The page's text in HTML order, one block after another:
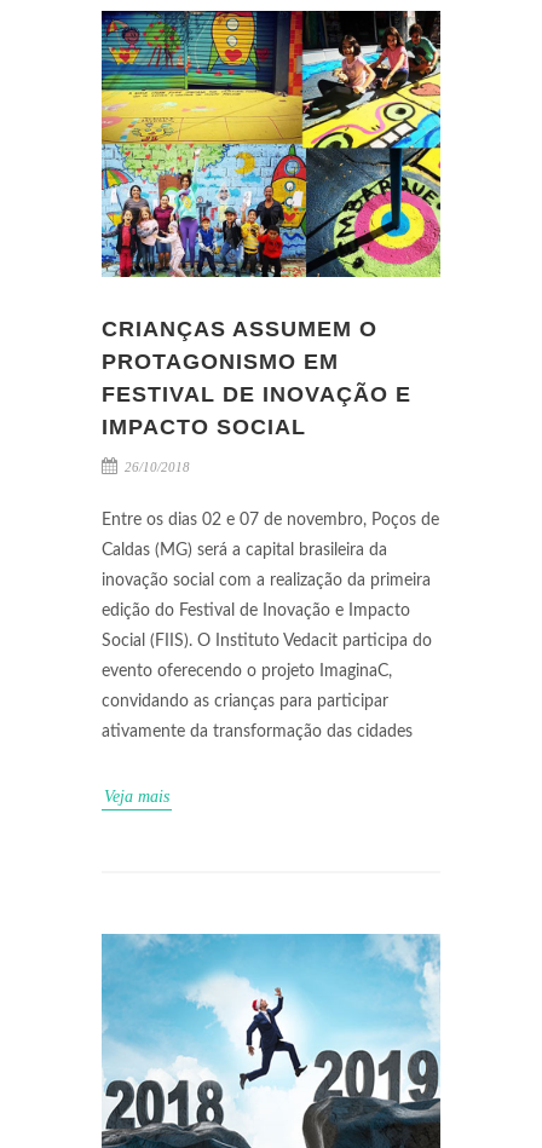
CRIANÇAS ASSUMEM O
PROTAGONISMO EM
FESTIVAL DE INOVAÇÃO E
IMPACTO SOCIAL
26/10/2018
Entre os dias 02 e 07 de novembro, Poços de
Caldas (MG) será a capital brasileira da
inovação social com a realização da primeira
edição do Festival de Inovação e Impacto
Social (FIIS). O Instituto Vedacit participa do
evento oferecendo o projeto ImaginaC,
convidando as crianças para participar
ativamente da transformação das cidades
Veja mais